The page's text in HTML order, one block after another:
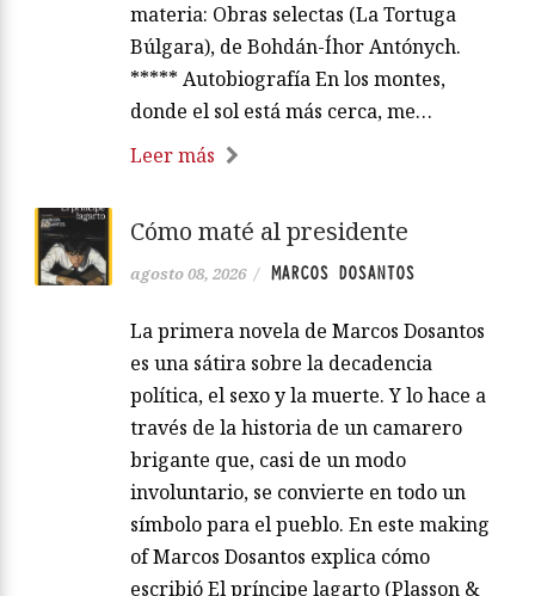
materia: Obras selectas (La Tortuga
Búlgara), de Bohdán-Íhor Antónych.
***** Autobiografía En los montes,
donde el sol está más cerca, me…
Leer más
Cómo maté al presidente
agosto 08, 2026 / MARCOS DOSANTOS
La primera novela de Marcos Dosantos
es una sátira sobre la decadencia
política, el sexo y la muerte. Y lo hace a
través de la historia de un camarero
brigante que, casi de un modo
involuntario, se convierte en todo un
símbolo para el pueblo. En este making
of Marcos Dosantos explica cómo
escribió El príncipe lagarto (Plasson &